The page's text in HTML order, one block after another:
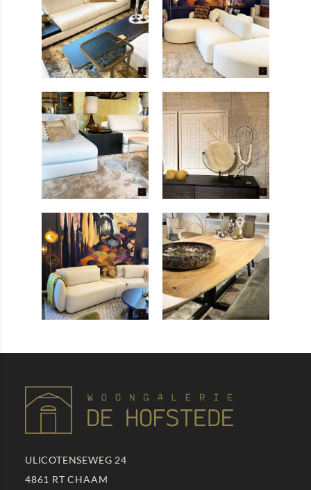
ULICOTENSEWEG 24
4861 RT CHAAM